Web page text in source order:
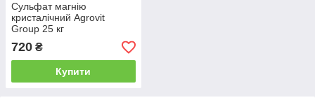
Сульфат магнію
кристалічний Agrovit
Group 25 кг
720 ₴
Купити